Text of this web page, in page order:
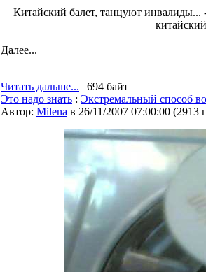
Китайский балет, танцуют инвалиды...
Далее...
Читать дальше... | 694 байт
Это надо знать : Экстремальный способ
Автор: Milena в 26/11/2007 07:00:00 (2913